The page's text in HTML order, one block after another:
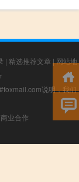
| 精选推荐文章 |网站地
说明，我们
业合作